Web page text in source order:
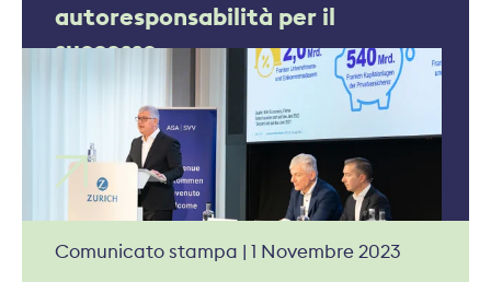
autoresponsabilità per il
successo
Comunicato stampa | 1 Novembre 2023